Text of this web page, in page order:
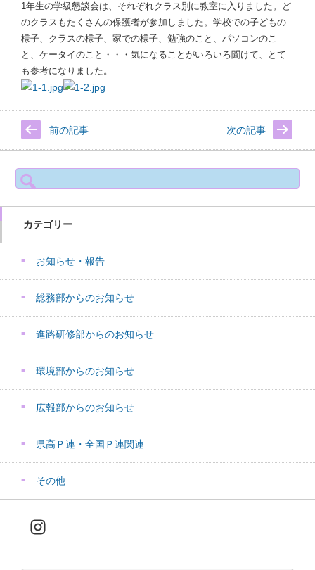
1年生の学級懇談会は、それぞれクラス別に教室に入りました。ど
のクラスもたくさんの保護者が参加しました。学校での子どもの
様子、クラスの様子、家での様子、勉強のこと、パソコンのこ
と、ケータイのこと・・・気になることがいろいろ聞けて、とて
も参考になりました。
前の記事 次の記事
検
索:
カテゴリー
お知らせ・報告
総務部からのお知らせ
進路研修部からのお知らせ
環境部からのお知らせ
広報部からのお知らせ
県高Ｐ連・全国Ｐ連関連
その他
Instagram